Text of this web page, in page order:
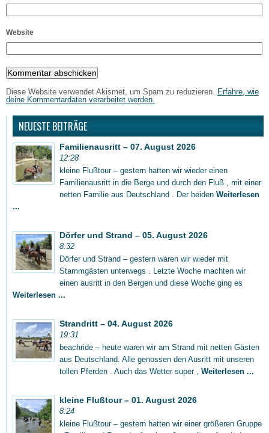
Website
Diese Website verwendet Akismet, um Spam zu reduzieren. Erfahre, wie
deine Kommentardaten verarbeitet werden.
NEUESTE BEITRÄGE
Familienausritt – 07. August 2026
12:28
kleine Flußtour – gestern hatten wir wieder einen
Familienausritt in die Berge und durch den Fluß , mit einer
netten Familie aus Deutschland . Der beiden Weiterlesen
...
Dörfer und Strand – 05. August 2026
8:32
Dörfer und Strand – gestern waren wir wieder mit
Stammgästen unterwegs . Letzte Woche machten wir
einen ausritt in den Bergen und diese Woche ging es
Weiterlesen ...
Strandritt – 04. August 2026
19:31
beachride – heute waren wir am Strand mit netten Gästen
aus Deutschland. Alle genossen den Ausritt mit unseren
tollen Pferden . Auch das Wetter super , Weiterlesen ...
kleine Flußtour – 01. August 2026
8:24
kleine Flußtour – gestern hatten wir einer größeren Gruppe